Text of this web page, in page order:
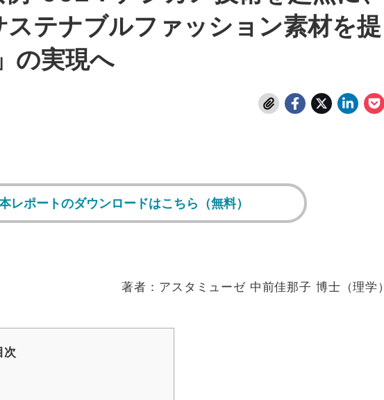
ステナブルファッション素材を提
の実現へ
レポートのダウンロードはこちら（無料）
著者：アスタミューゼ 中前佳那子 博士（理学）
次